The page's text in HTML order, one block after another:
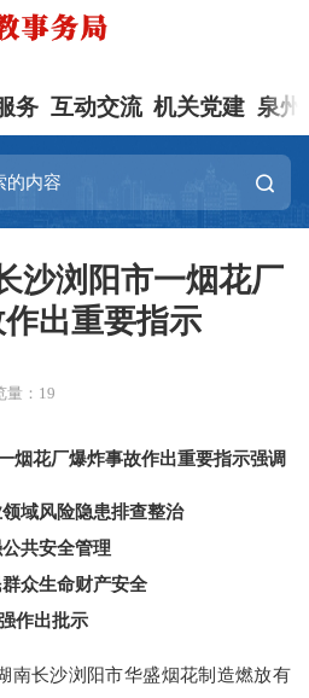
务 互动交流 机关党建 泉州
沙浏阳市一烟花厂
出重要指示
量： 19
烟花厂爆炸事故作出重要指示强调
域风险隐患排查整治
共安全管理
众生命财产安全
作出批示
南长沙浏阳市华盛烟花制造燃放有